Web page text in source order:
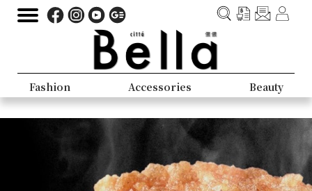
Fashion Accessories Beauty